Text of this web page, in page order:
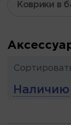
Коврики в
Наличию